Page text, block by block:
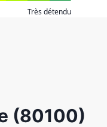
Très détendu
(80100)